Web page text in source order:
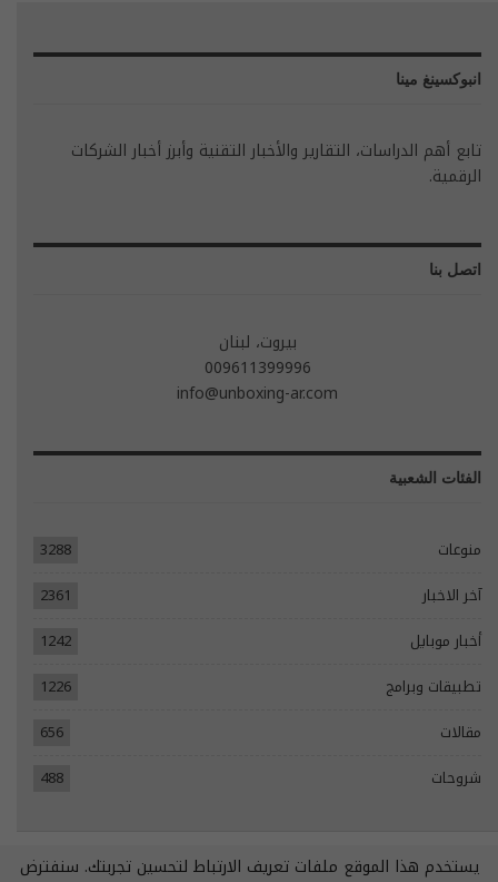
انبوكسينغ مينا
تابع أهم الدراسات، التقارير والأخبار التقنية وأبرز أخبار الشركات
الرقمية.
اتصل بنا
بيروت، لبنان
009611399996
info@unboxing-ar.com
الفئات الشعبية
منوعات
3288
آخر الاخبار
2361
أخبار موبايل
1242
تطبيقات وبرامج
1226
مقالات
656
شروحات
488
© 2026 - جميع الحقوق محفوظة.
يستخدم هذا الموقع ملفات تعريف الارتباط لتحسين تجربتك. سنفترض